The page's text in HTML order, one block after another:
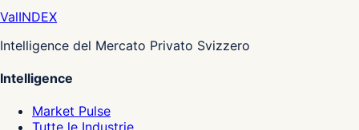
ValINDEX
Intelligence del Mercato Privato Svizzero
Intelligence
Market Pulse